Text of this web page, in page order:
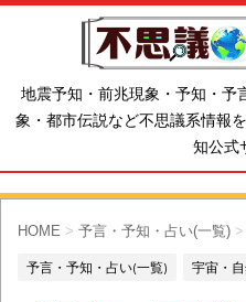
地震予知・前兆現象・予知・
象・都市伝説など不思議系情報
知公式
HOME > 予言・予知・占い(一覧) >
予言・予知・占い(一覧) 宇宙・